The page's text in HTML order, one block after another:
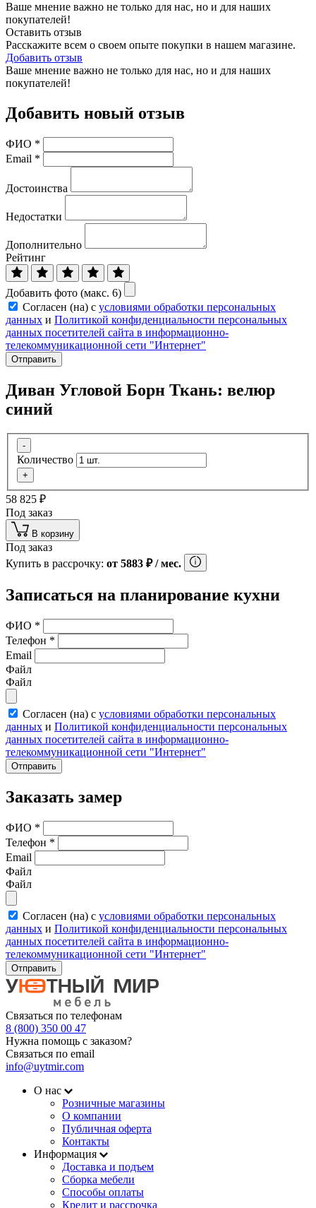
Ваше мнение важно не только для нас, но и для наших
покупателей!
Оставить отзыв
Расскажите всем о своем опыте покупки в нашем магазине.
Добавить отзыв
Ваше мнение важно не только для нас, но и для наших
покупателей!
Добавить новый отзыв
ФИО *
Email *
Достоинства
Недостатки
Дополнительно
Рейтинг
Добавить фото (макс. 6)
Согласен (на) с условиями обработки персональных
данных и Политикой конфиденциальности персональных
данных посетителей сайта в информационно-
телекоммуникационной сети "Интернет"
Отправить
Диван Угловой Борн Ткань: велюр
синий
-
Количество
+
58 825 ₽
Под заказ
В корзину
Под заказ
Купить в рассрочку: от 5883 ₽/ мес.
Записаться на планирование кухни
ФИО *
Телефон *
Email
Файл
Файл
Согласен (на) с условиями обработки персональных
данных и Политикой конфиденциальности персональных
данных посетителей сайта в информационно-
телекоммуникационной сети "Интернет"
Отправить
Заказать замер
ФИО *
Телефон *
Email
Файл
Файл
Согласен (на) с условиями обработки персональных
данных и Политикой конфиденциальности персональных
данных посетителей сайта в информационно-
телекоммуникационной сети "Интернет"
Отправить
Связаться по телефонам
8 (800) 350 00 47
Нужна помощь с заказом?
Связаться по email
info@uytmir.com
О нас
Розничные магазины
О компании
Публичная оферта
Контакты
Информация
Доставка и подъем
Сборка мебели
Способы оплаты
Кредит и рассрочка